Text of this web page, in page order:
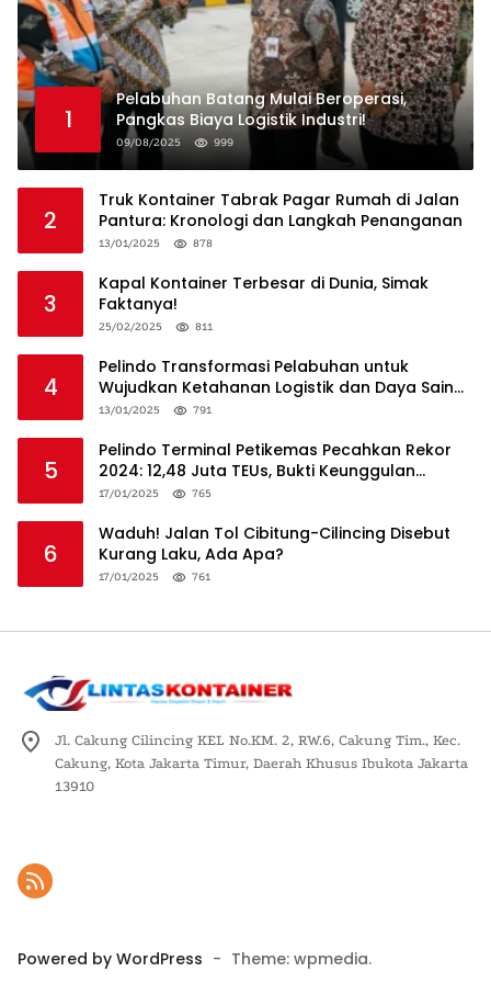
1
Pelabuhan Batang Mulai Beroperasi,
Pangkas Biaya Logistik Industri!
09/08/2025 999
2
Truk Kontainer Tabrak Pagar Rumah di Jalan
Pantura: Kronologi dan Langkah Penanganan
13/01/2025 878
3
Kapal Kontainer Terbesar di Dunia, Simak
Faktanya!
25/02/2025 811
4
Pelindo Transformasi Pelabuhan untuk
Wujudkan Ketahanan Logistik dan Daya Saing
Global
13/01/2025 791
5
Pelindo Terminal Petikemas Pecahkan Rekor
2024: 12,48 Juta TEUs, Bukti Keunggulan
Logistik Nasional
17/01/2025 765
6
Waduh! Jalan Tol Cibitung-Cilincing Disebut
Kurang Laku, Ada Apa?
17/01/2025 761
Jl. Cakung Cilincing KEL No.KM. 2, RW.6, Cakung Tim., Kec.
Cakung, Kota Jakarta Timur, Daerah Khusus Ibukota Jakarta
13910
Powered by WordPress - Theme: wpmedia.